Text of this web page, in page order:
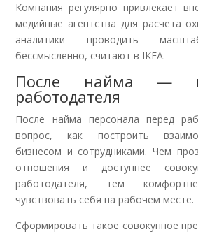
Компания регулярно привлекает
медийные агентства для расчета
аналитики проводить
бессмысленно, считают в IKEA.
После найма —
работодателя
После найма персонала перед
вопрос, как построить
бизнесом и сотрудниками. Чем
отношения и доступнее
работодателя, тем
чувствовать себя на рабочем месте.
Сформировать такое совокупное